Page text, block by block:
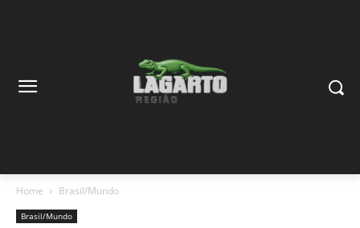
Home Brasil/Mundo
Brasil/Mundo